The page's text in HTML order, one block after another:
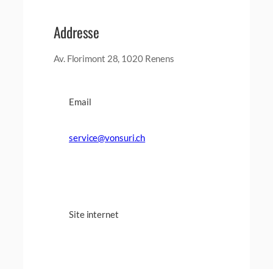
Addresse
Av. Florimont 28, 1020 Renens
Email
service@vonsuri.ch
Site internet